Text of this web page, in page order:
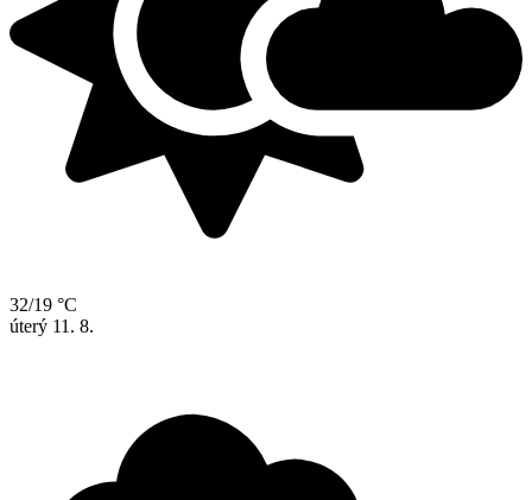
32/19 °C
úterý 11. 8.